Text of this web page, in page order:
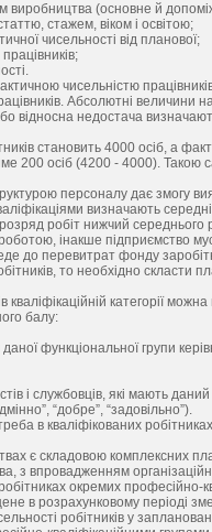
виробництва (основне й
стажем, віком і освітою;
чисельності від планової;
чисельністю
Абсолютні
відносна недостача
становить 4000 осіб, а
200 осіб (4200 - 4000). Такою
персоналу дає змогу
визначають
робіт нижчий середнього
інакше підприємство
до перевитрат фонду
то необхідно скласти
кваліфікаційній категорії
балу:
функціональної групи
і службовців, які мають
“добре”, “задовільно”).
в кваліфікованих
є складовою комплексних
з впровадженням
окремих професійно-
в розрахунковому періоді
робітників у